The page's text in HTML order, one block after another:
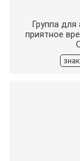
Группа
приятное